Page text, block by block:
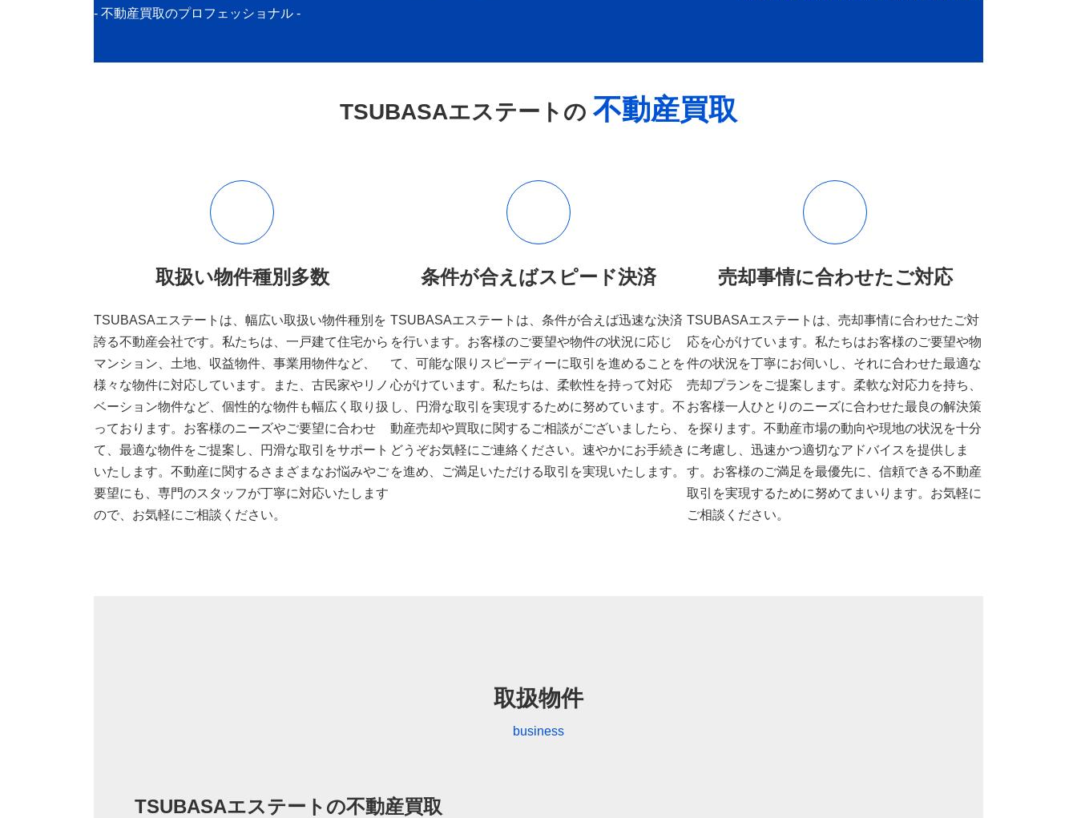
- 不動産買取のプロフェッショナル -
TSUBASAエステートの 不動産買取
取扱い物件種別多数
TSUBASAエステートは、幅広い取扱い物件種別を
誇る不動産会社です。私たちは、一戸建て住宅から
マンション、土地、収益物件、事業用物件など、
様々な物件に対応しています。また、古民家やリノ
ベーション物件など、個性的な物件も幅広く取り扱
っております。お客様のニーズやご要望に合わせ
て、最適な物件をご提案し、円滑な取引をサポート
いたします。不動産に関するさまざまなお悩みやご
要望にも、専門のスタッフが丁寧に対応いたします
ので、お気軽にご相談ください。
条件が合えばスピード決済
TSUBASAエステートは、条件が合えば迅速な決済
を行います。お客様のご要望や物件の状況に応じ
て、可能な限りスピーディーに取引を進めることを
心がけています。私たちは、柔軟性を持って対応
し、円滑な取引を実現するために努めています。不
動産売却や買取に関するご相談がございましたら、
どうぞお気軽にご連絡ください。速やかにお手続き
を進め、ご満足いただける取引を実現いたします。
売却事情に合わせたご対応
TSUBASAエステートは、売却事情に合わせたご対
応を心がけています。私たちはお客様のご要望や物
件の状況を丁寧にお伺いし、それに合わせた最適な
売却プランをご提案します。柔軟な対応力を持ち、
お客様一人ひとりのニーズに合わせた最良の解決策
を探ります。不動産市場の動向や現地の状況を十分
に考慮し、迅速かつ適切なアドバイスを提供しま
す。お客様のご満足を最優先に、信頼できる不動産
取引を実現するために努めてまいります。お気軽に
ご相談ください。
取扱物件
business
TSUBASAエステートの不動産買取